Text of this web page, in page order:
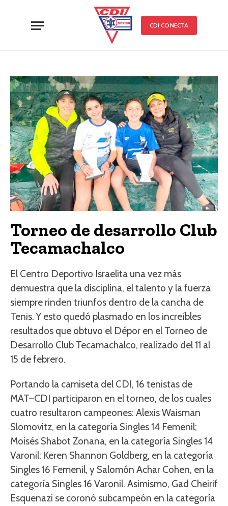
CDI CONECTA
Torneo de desarrollo Club
Tecamachalco
El Centro Deportivo Israelita una vez más
demuestra que la disciplina, el talento y la fuerza
siempre rinden triunfos dentro de la cancha de
Tenis. Y esto quedó plasmado en los increíbles
resultados que obtuvo el Dépor en el Torneo de
Desarrollo Club Tecamachalco, realizado del 11 al
15 de febrero.
Portando la camiseta del CDI, 16 tenistas de
MAT–CDI participaron en el torneo, de los cuales
cuatro resultaron campeones: Alexis Waisman
Slomovitz, en la categoría Singles 14 Femenil;
Moisés Shabot Zonana, en la categoría Singles 14
Varonil; Keren Shannon Goldberg, en la categoría
Singles 16 Femenil, y Salomón Achar Cohen, en la
categoría Singles 16 Varonil. Asimismo, Gad Cheirif
Esquenazi se coronó subcampeón en la categoría